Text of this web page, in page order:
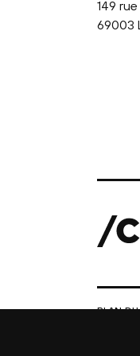
149
69003
PLAN